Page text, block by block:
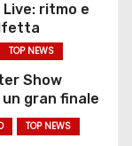
ritmo e
TOP NEWS
Show
gran finale
TOP NEWS